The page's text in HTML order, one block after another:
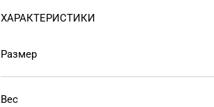
ХАРАКТЕРИСТИКИ
Размер
Вес